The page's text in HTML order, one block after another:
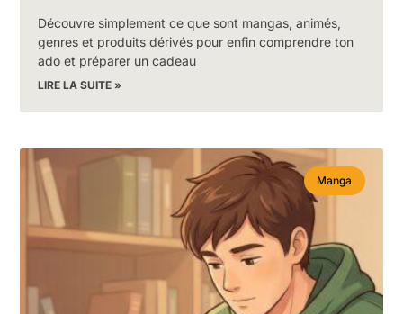
Découvre simplement ce que sont mangas, animés,
genres et produits dérivés pour enfin comprendre ton
ado et préparer un cadeau
LIRE LA SUITE »
Manga